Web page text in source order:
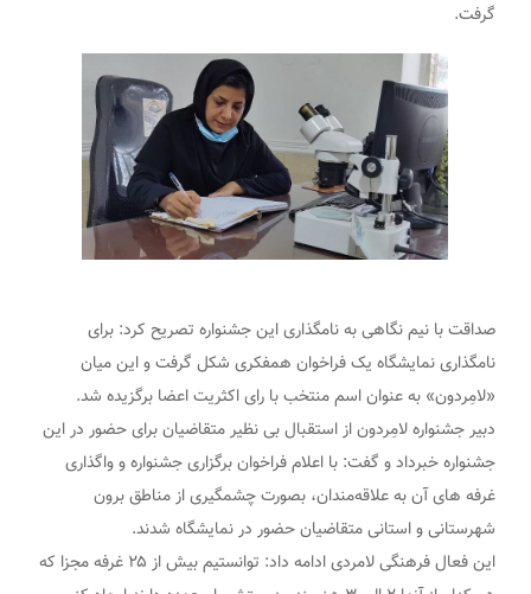
گرفت.
صداقت با نیم نگاهی به نامگذاری این جشنواره تصریح کرد: برای
نامگذاری نمایشگاه یک فراخوان همفکری شکل گرفت و این میان
«لامِردون» به عنوان اسم منتخب با رای اکثریت اعضا برگزیده شد.
دبیر جشنواره لامِردون از استقبال بی نظیر متقاضیان برای حضور در این
جشنواره خبرداد و گفت: با اعلام فراخوان برگزاری جشنواره و واگذاری
غرفه های آن به علاقه‌مندان، بصورت چشمگیری از مناطق برون
شهرستانی و استانی متقاضیان حضور در نمایشگاه شدند.
این فعال فرهنگی لامردی ادامه داد: توانستیم بیش از ۲۵ غرفه مجزا که